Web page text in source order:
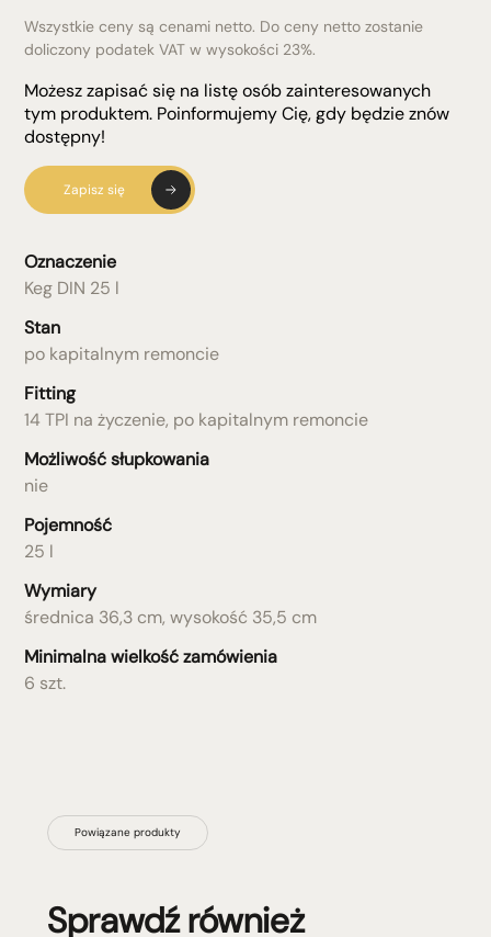
Wszystkie ceny są cenami netto. Do ceny netto zostanie
doliczony podatek VAT w wysokości 23%.
Możesz zapisać się na listę osób zainteresowanych
tym produktem. Poinformujemy Cię, gdy będzie znów
dostępny!
Zapisz się
Oznaczenie
Keg DIN 25 l
Stan
po kapitalnym remoncie
Fitting
14 TPI na życzenie, po kapitalnym remoncie
Możliwość słupkowania
nie
Pojemność
25 l
Wymiary
średnica 36,3 cm, wysokość 35,5 cm
Minimalna wielkość zamówienia
6 szt.
Powiązane produkty
Sprawdź również